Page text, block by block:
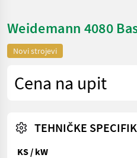
Weidemann 4080
Novi strojevi
Cena na upit
TEHNIČKE
KS / kW